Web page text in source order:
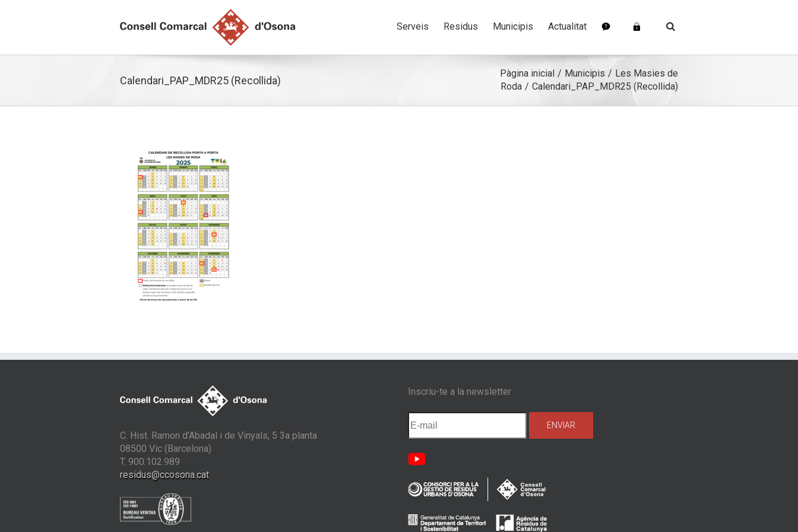
Serveis Residus Municipis Actualitat
Calendari_PAP_MDR25 (Recollida)
Pàgina inicial Municipis
Les Masies de
Roda
Calendari_PAP_MDR25 (Recollida)
C. Hist. Ramon d'Abadal i de Vinyals, 5 3a planta
08500 Vic (Barcelona)
T. 900.102.989
residus@ccosona.cat
Inscriu-te a la newsletter